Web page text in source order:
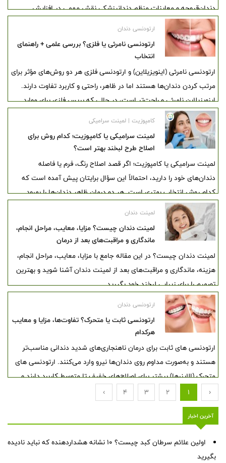
دندان‌قروچه و معاینات منظم دندانپزشکی نقش مهمی در افزایش
ماندگاری لمینت دارند. آگاهی از مزایا، محدودیت‌ها و مراقبت‌های پس از
درمان به افراد کمک می‌کند تا با انتخابی آگاهانه، سال‌ها از زیبایی و
سلامت لبخند خود بهره‌مند شوند.
ارتودنسی دندان
ارتودنسی نامرئی یا فلزی؟ بررسی علمی + راهنمای
انتخاب
ارتودنسی نامرئی (اینویزیلاین) و ارتودنسی فلزی هر دو روش‌های مؤثر برای
مرتب کردن دندان‌ها هستند اما در ظاهر، راحتی و کاربرد تفاوت دارند.
اینویزیلاین نامرئی و راحت‌تر است، در حالی که بریس فلزی برای موارد
پیچیده مناسب‌تر محسوب می‌شود. انتخاب نهایی باید بر اساس شرایط
بیمار و نظر متخصص انجام شود.
کامپوزیت | لمینت سرامیکی
لمینت سرامیکی یا کامپوزیت؛ کدام روش برای
اصلاح طرح لبخند بهتر است؟
لمینت سرامیکی یا کامپوزیت؛ اگر قصد اصلاح رنگ، فرم یا فاصله
دندان‌های خود را دارید، احتمالاً این سؤال برایتان پیش آمده است که
کدام روش انتخاب بهتری است. هر دو درمان ظاهر دندان‌ها را بهبود
می‌دهند، اما از نظر ماندگاری، زیبایی، هزینه، تراش دندان و مراقبت‌های
بعدی تفاوت‌های مهمی با یکدیگر دارند.
لمینت دندان
لمینت دندان چیست؟ مزایا، معایب، مراحل انجام،
ماندگاری و مراقبت‌های بعد از درمان
لمینت دندان چیست؟ در این مقاله جامع با مزایا، معایب، مراحل انجام،
هزینه، ماندگاری و مراقبت‌های بعد از لمینت دندان آشنا شوید و بهترین
تصمیم را برای زیبایی لبخند خود بگیرید.
ارتودنسی دندان
ارتودنسی ثابت یا متحرک؟ تفاوت‌ها، مزایا و معایب
هرکدام
ارتودنسی های ثابت برای درمان ناهنجاری‌های شدید دندانی مناسب‌تر
هستند و به‌صورت مداوم روی دندان‌ها نیرو وارد می‌کنند. ارتودنسی های
متحرک (الاینرها) بیشتر برای اصلاح‌های خفیف تا متوسط کاربرد دارند و
نیاز به همکاری منظم بیمار دارند. انتخاب بهترین روش ارتودنسی باید بر
اساس شرایط دندانی و نظر متخصص ارتودنسی انجام شود.
‹
1
2
3
4
›
آخرین اخبار
اولین علائم سرطان کبد چیست؟ ۱۰ نشانه هشداردهنده که نباید نادیده
بگیرید